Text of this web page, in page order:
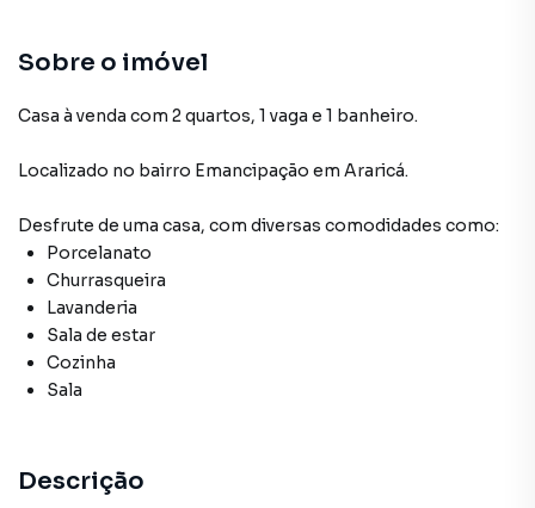
Sobre o imóvel
Casa à venda com 2 quartos, 1 vaga e 1 banheiro.
Localizado no bairro Emancipação em Araricá.
Desfrute de uma casa, com diversas comodidades como:
Porcelanato
Churrasqueira
Lavanderia
Sala de estar
Cozinha
Sala
Descrição